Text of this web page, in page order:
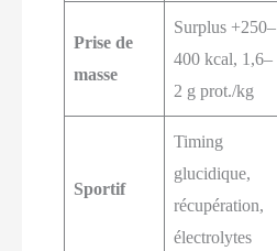
Prise de
masse
Surplus +250–
400 kcal, 1,6–
2 g prot./kg
Sportif
Timing
glucidique,
récupération,
électrolytes